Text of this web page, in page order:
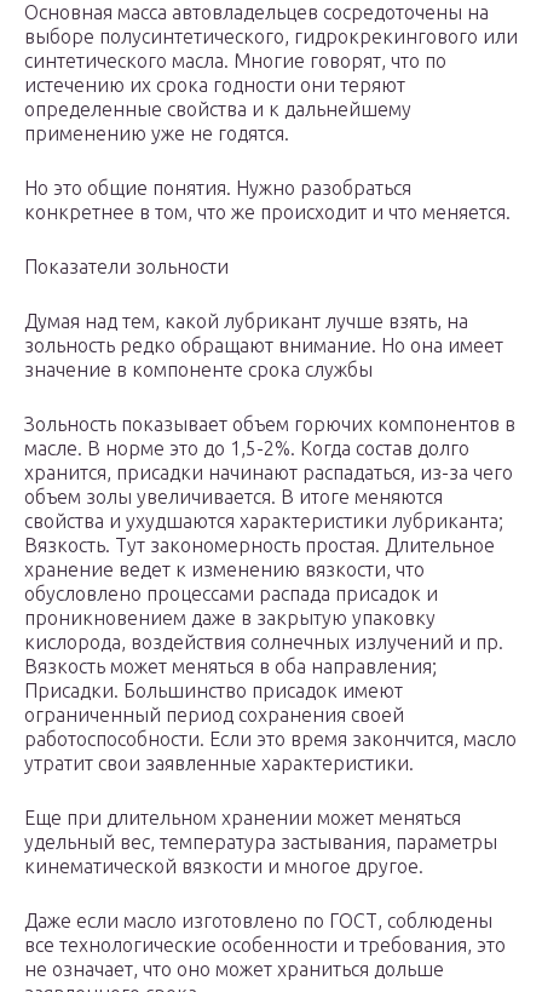
Основная масса автовладельцев сосредоточены на
выборе полусинтетического, гидрокрекингового или
синтетического масла. Многие говорят, что по
истечению их срока годности они теряют
определенные свойства и к дальнейшему
применению уже не годятся.
Но это общие понятия. Нужно разобраться
конкретнее в том, что же происходит и что меняется.
Показатели зольности
Думая над тем, какой лубрикант лучше взять, на
зольность редко обращают внимание. Но она имеет
значение в компоненте срока службы
Зольность показывает объем горючих компонентов в
масле. В норме это до 1,5-2%. Когда состав долго
хранится, присадки начинают распадаться, из-за чего
объем золы увеличивается. В итоге меняются
свойства и ухудшаются характеристики лубриканта;
Вязкость. Тут закономерность простая. Длительное
хранение ведет к изменению вязкости, что
обусловлено процессами распада присадок и
проникновением даже в закрытую упаковку
кислорода, воздействия солнечных излучений и пр.
Вязкость может меняться в оба направления;
Присадки. Большинство присадок имеют
ограниченный период сохранения своей
работоспособности. Если это время закончится, масло
утратит свои заявленные характеристики.
Еще при длительном хранении может меняться
удельный вес, температура застывания, параметры
кинематической вязкости и многое другое.
Даже если масло изготовлено по ГОСТ, соблюдены
все технологические особенности и требования, это
не означает, что оно может храниться дольше